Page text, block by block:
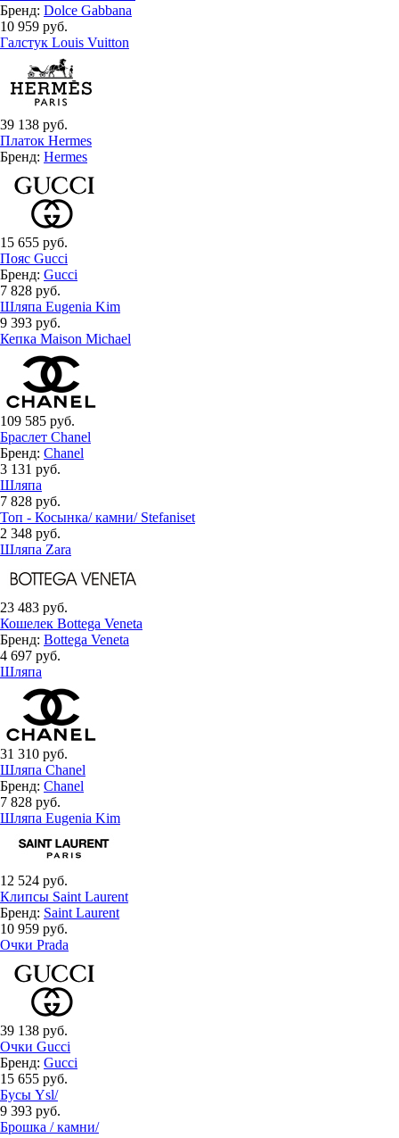
Бренд: Dolce Gabbana
10 959 руб.
Галстук Louis Vuitton
39 138 руб.
Платок Hermes
Бренд: Hermes
15 655 руб.
Пояс Gucci
Бренд: Gucci
7 828 руб.
Шляпа Eugenia Kim
9 393 руб.
Кепка Maison Michael
109 585 руб.
Браслет Chanel
Бренд: Chanel
3 131 руб.
Шляпа
7 828 руб.
Топ - Косынка/ камни/ Stefaniset
2 348 руб.
Шляпа Zara
23 483 руб.
Кошелек Bottega Veneta
Бренд: Bottega Veneta
4 697 руб.
Шляпа
31 310 руб.
Шляпа Chanel
Бренд: Chanel
7 828 руб.
Шляпа Eugenia Kim
12 524 руб.
Клипсы Saint Laurent
Бренд: Saint Laurent
10 959 руб.
Очки Prada
39 138 руб.
Очки Gucci
Бренд: Gucci
15 655 руб.
Бусы Ysl/
9 393 руб.
Брошка / камни/